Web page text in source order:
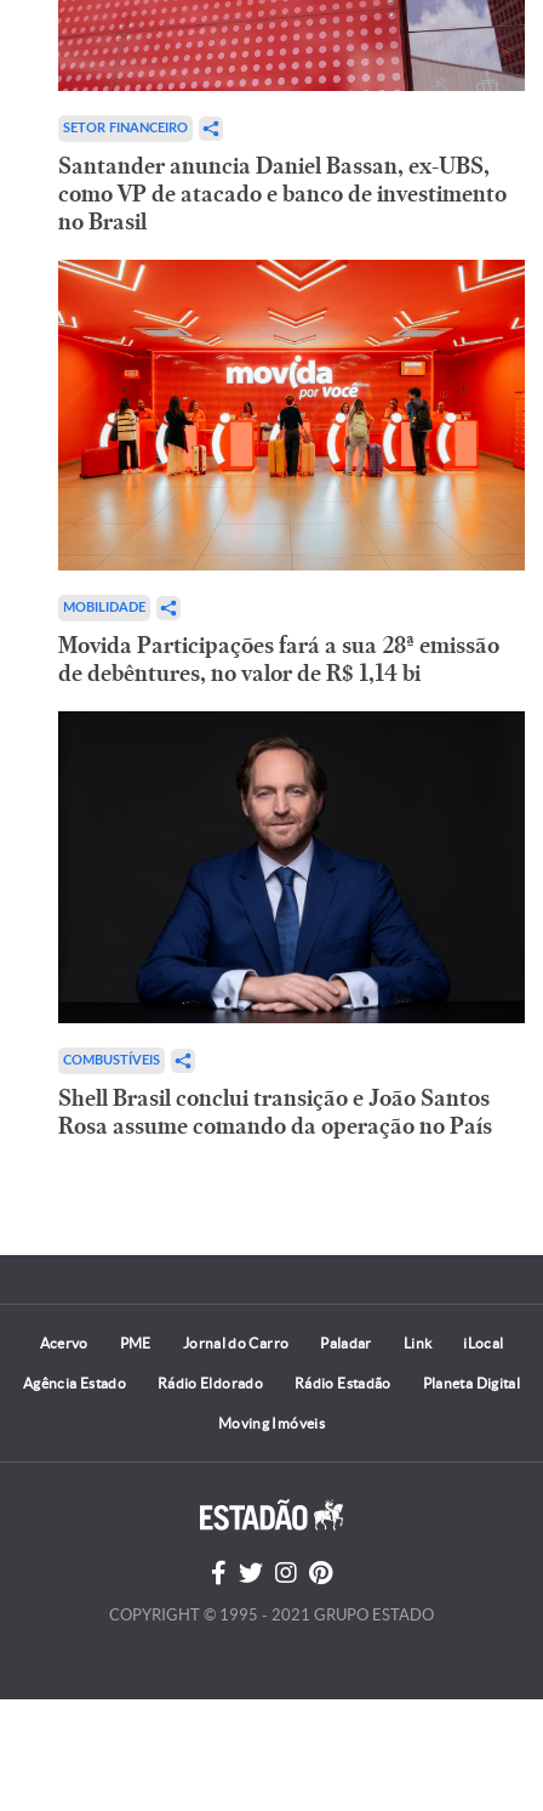
SETOR FINANCEIRO
Santander anuncia Daniel Bassan, ex-UBS,
como VP de atacado e banco de investimento
no Brasil
MOBILIDADE
Movida Participações fará a sua 28ª emissão
de debêntures, no valor de R$ 1,14 bi
COMBUSTÍVEIS
Shell Brasil conclui transição e João Santos
Rosa assume comando da operação no País
Acervo PME Jornal do Carro Paladar Link iLocal
Agência Estado Rádio Eldorado Rádio Estadão Planeta Digital
Moving Imóveis
COPYRIGHT © 1995 - 2021 GRUPO ESTADO